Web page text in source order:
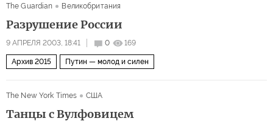
The Guardian Великобритания
Разрушение России
9 АПРЕЛЯ 2003, 18:41 0 169
Архив 2015 Путин — молод и силен
The New York Times США
Танцы с Вулфовицем